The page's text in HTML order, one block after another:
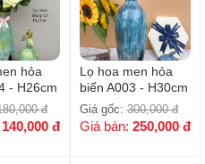
hỏa
- H26cm
đ
140,000 đ
Lọ hoa men hỏa
biến A003 - H30cm
Giá gốc:300,000 đ
Giá bán: 250,000 đ